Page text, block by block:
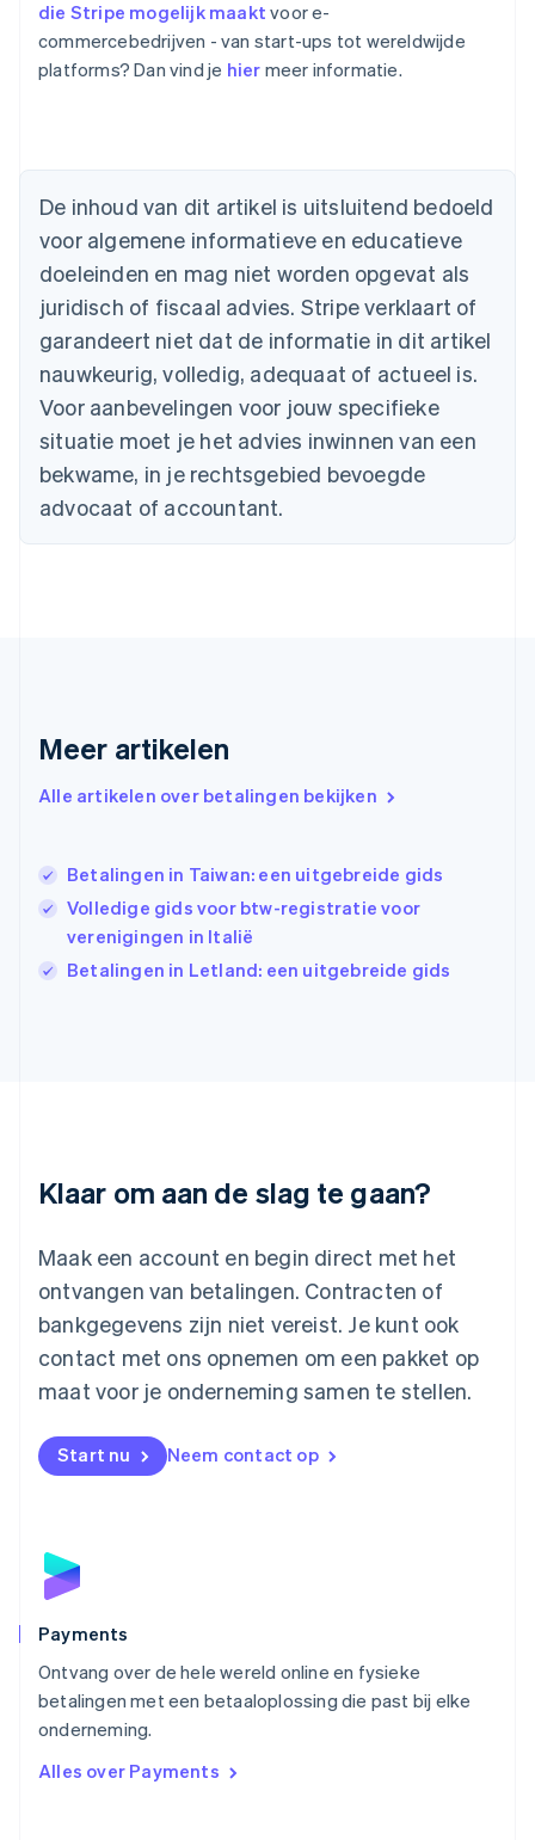
die Stripe mogelijk maakt voor e-
commercebedrijven - van start-ups tot wereldwijde
platforms? Dan vind je hier meer informatie.
De inhoud van dit artikel is uitsluitend bedoeld
voor algemene informatieve en educatieve
doeleinden en mag niet worden opgevat als
juridisch of fiscaal advies. Stripe verklaart of
garandeert niet dat de informatie in dit artikel
nauwkeurig, volledig, adequaat of actueel is.
Voor aanbevelingen voor jouw specifieke
situatie moet je het advies inwinnen van een
bekwame, in je rechtsgebied bevoegde
advocaat of accountant.
Meer artikelen
Alle artikelen over betalingen bekijken
Betalingen in Taiwan: een uitgebreide gids
Volledige gids voor btw-registratie voor
verenigingen in Italië
Betalingen in Letland: een uitgebreide gids
Klaar om aan de slag te gaan?
Maak een account en begin direct met het
ontvangen van betalingen. Contracten of
bankgegevens zijn niet vereist. Je kunt ook
contact met ons opnemen om een pakket op
maat voor je onderneming samen te stellen.
Start nu Neem contact op
Payments
Ontvang over de hele wereld online en fysieke
betalingen met een betaaloplossing die past bij elke
onderneming.
Alles over Payments
Australië
English
Bulgarije
Canada
English Français
Cyprus
English
Denemarken
English
Duitsland
DeutschEnglish
Estland
Finland
EnglishSvenska
Hongkong SAR, China
English简体中文
Ierland
English
Italië
ItalianoEnglish
Japan
English
Kroatië
FrançaisDeutschEnglish
English
Malta
English
Mexico
Nederland
NederlandsEnglish
English
Noorwegen
Polen
English
Português
English
Singapore
English简体中文
EnglishItaliano